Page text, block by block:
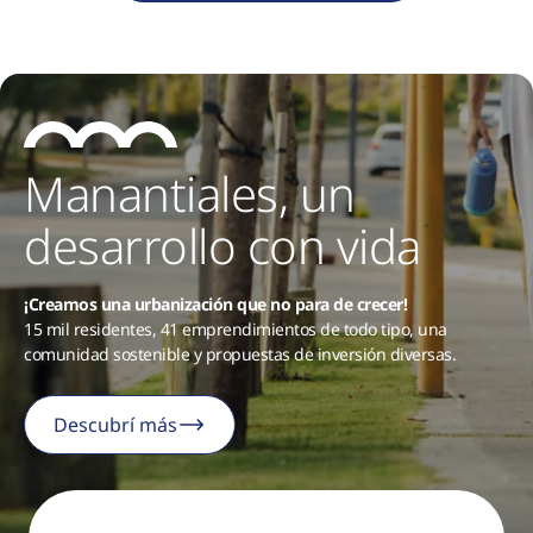
Manantiales, un
desarrollo con vida
¡Creamos una urbanización que no para de crecer!
15 mil residentes, 41 emprendimientos de todo tipo, una
comunidad sostenible y propuestas de inversión diversas.
Descubrí más